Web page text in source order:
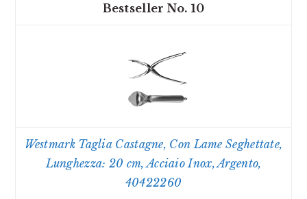
10
Westmark Taglia Castagne, Con Lame Seghettate,
Lunghezza: 20 cm, Acciaio Inox, Argento,
40422260